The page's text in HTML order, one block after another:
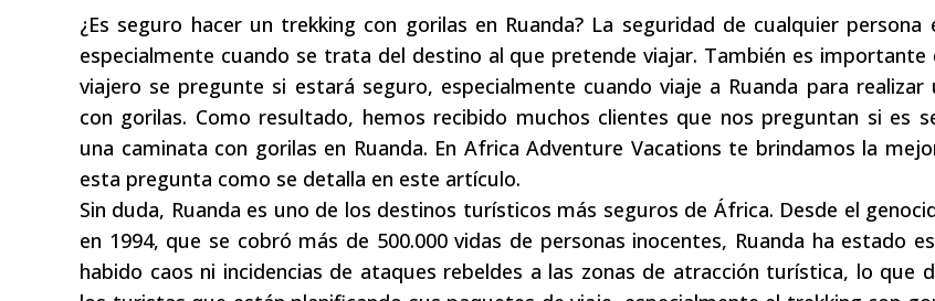
¿Es seguro hacer un trekking con gorilas en Ruanda? La seguridad de cualquier persona
especialmente cuando se trata del destino al que pretende viajar. También es importante
viajero se pregunte si estará seguro, especialmente cuando viaje a Ruanda para realizar
con gorilas. Como resultado, hemos recibido muchos clientes que nos preguntan si es
una caminata con gorilas en Ruanda. En Africa Adventure Vacations te brindamos la
esta pregunta como se detalla en este artículo.
Sin duda, Ruanda es uno de los destinos turísticos más seguros de África. Desde el
en 1994, que se cobró más de 500.000 vidas de personas inocentes, Ruanda ha estado
habido caos ni incidencias de ataques rebeldes a las zonas de atracción turística, lo que